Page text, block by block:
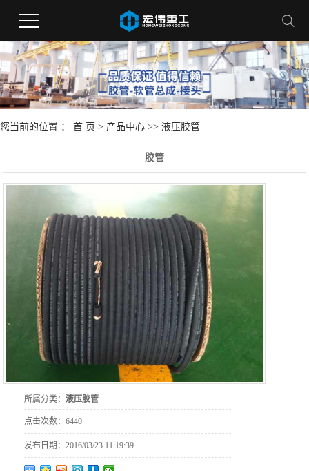
您当前的位置 ： 首 页 > 产品中心 >> 液压胶管
胶管
所属分类： 液压胶管
点击次数： 6440
发布日期： 2016/03/23 11:19:39